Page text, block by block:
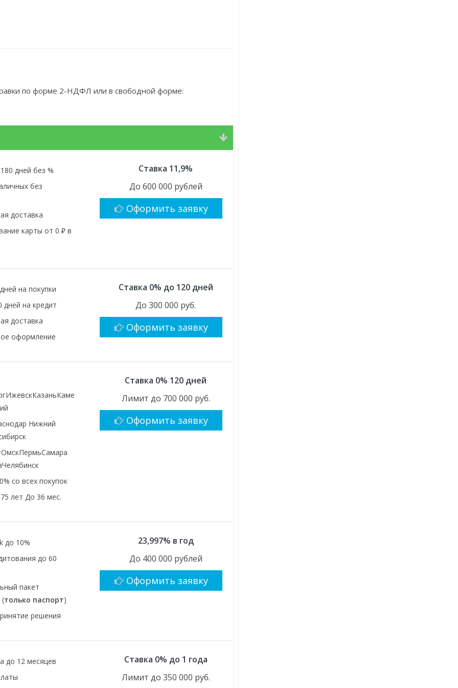
по форме 2-НДФЛ или в свободной форме:
дней без %
без
доставка
карты от 0 ₽ в
Ставка 11,9%
До 600 000 рублей
Оформить заявку
на покупки
на кредит
доставка
оформление
Ставка 0% до 120 дней
До 300 000 руб.
Оформить заявку
Нижний
со всех покупок
лет До 36 мес.
Ставка 0% 120 дней
Лимит до 700 000 руб.
Оформить заявку
до 10%
до 60
пакет
только паспорт)
решения
23,997% в год
До 400 000 рублей
Оформить заявку
до 12 месяцев
Ставка 0% до 1 года
Лимит до 350 000 руб.